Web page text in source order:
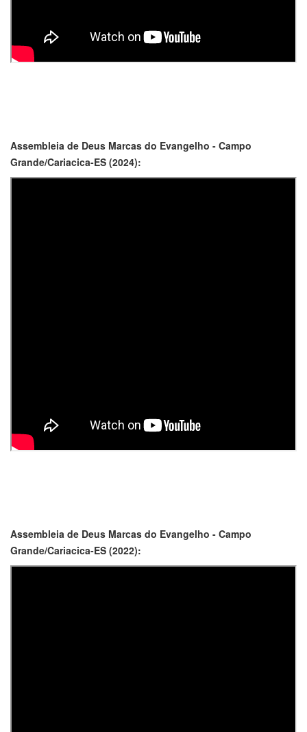
Assembleia de Deus Marcas do Evangelho - Campo
Grande/Cariacica-ES (2024):
Assembleia de Deus Marcas do Evangelho - Campo
Grande/Cariacica-ES (2022):